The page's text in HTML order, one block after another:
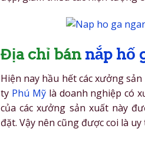
Địa chỉ bán nắp hố
Hiện nay hầu hết các xưởng
ty Phú Mỹlà doanh nghiệp có
của các xưởng sản xuất này
đặt. Vậy nên cũng được coi là uy